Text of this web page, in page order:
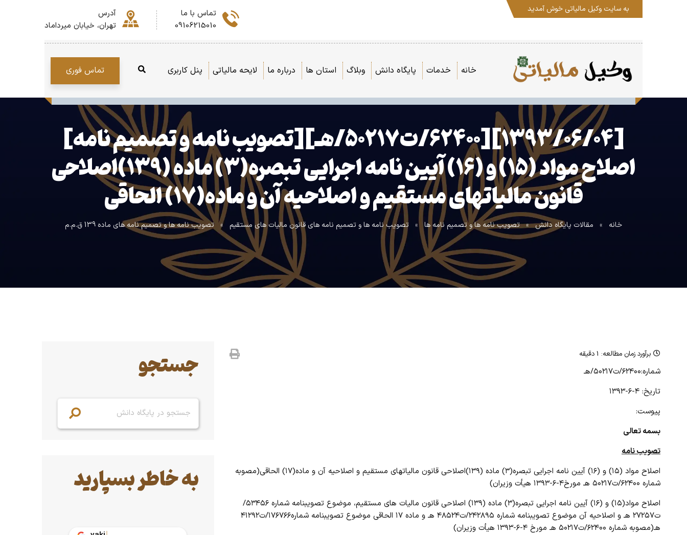
به سایت وکیل مالیاتی خوش آمدید
تماس با ما
09106215010
آدرس
تهران، خیابان میرداماد
خانه خدمات پایگاه دانش وبلاگ استان ها درباره ما لایحه مالیاتی پنل کاربری تماس فوری
[۱۳۹۳/۰۶/۰۴][۶۲۴۰۰/ت۵۰۲۱۷/هـ][تصویب نامه و تصمیم نامه]
اصلاح مواد (۱۵) و (۱۶) آیین نامه اجرایی تبصره(۳) ماده (۱۳۹)اصلاحی
قانون مالیات­های مستقیم و اصلاحیه آن و ماده(۱۷) الحاقی
خانه » مقالات پایگاه دانش » تصویب نامه ها و تصمیم نامه ها » تصویب نامه ها و تصمیم نامه های قانون مالیات های مستقیم » تصویب نامه ها و تصمیم نامه های ماده 139 ق.م.م
جستجو
به خاطر بسپارید
برآورد زمان مطالعه: 1 دقیقه
شماره:۶۲۴۰۰/ت۵۰۲۱۷/هـ
تاریخ: ۴-۶-۱۳۹۳
پیوست:
بسمه تعالی
تصویب نامه
اصلاح مواد (۱۵) و (۱۶) آیین نامه اجرایی تبصره(۳) ماده (۱۳۹)اصلاحی قانون مالیات­های مستقیم و اصلاحیه آن و ماده(۱۷) الحاقی(مصوبه
شماره ۶۲۴۰۰/ت۵۰۲۱۷ هـ مورخ۴-۶-۱۳۹۳ هیأت وزیران)
اصلاح مواد(۱۵) و (۱۶) آیین نامه اجرایی تبصره(۳) ماده (۱۳۹) اصلاحی قانون مالیات های مستقیم، موضوع تصویبنامه شماره ۵۳۴۵۶/
ت۲۷۲۵۷ هـ و اصلاحیه آن موضوع تصویبنامه شماره ۲۴۲۸۹۵/ت۴۸۵۲۴ هـ و ماده ۱۷ الحاقی موضوع تصویبنامه شماره۱۷۶۷۶۶/ت۴۱۲۹۲
هـ(مصوبه شماره ۶۲۴۰۰/ت۵۰۲۱۷ هـ مورخ ۴-۶-۱۳۹۳ هیأت وزیران)